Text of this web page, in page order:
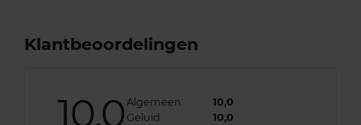
Klantbeoordelingen
10,0 Algemeen
10,0
Geluid
10,0